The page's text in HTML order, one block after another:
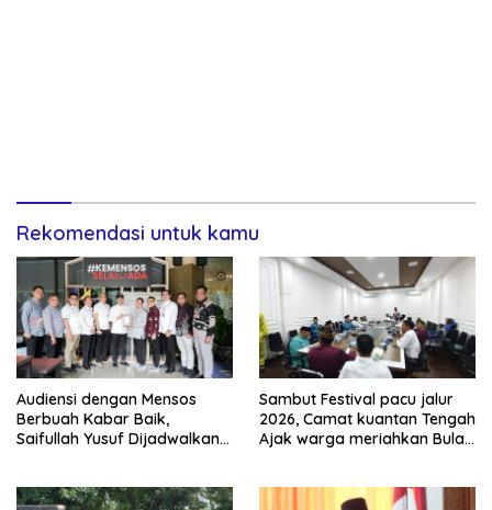
Rekomendasi untuk kamu
Audiensi dengan Mensos
Berbuah Kabar Baik,
Saifullah Yusuf Dijadwalkan
Kuansing
Sambut Festival pacu jalur
2026, Camat kuantan Tengah
Ajak warga meriahkan Bulan